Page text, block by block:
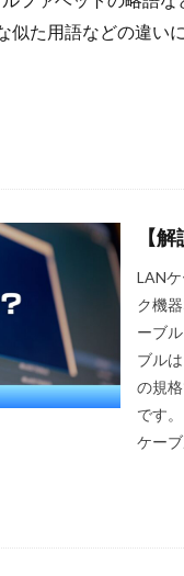
似た用語などの違い
【
LAN
ク機
ーブ
ブル
の規
です
ケー